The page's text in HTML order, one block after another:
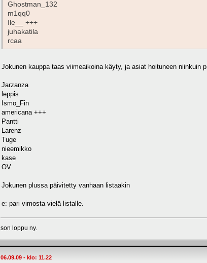
Ghostman_132
m1qq0
Ile__ +++
juhakatila
rcaa
Jokunen kauppa taas viimeaikoina käyty, ja asiat hoituneen niinkuin
Jarzanza
leppis
Ismo_Fin
americana +++
Pantti
Larenz
Tuge
nieemikko
kase
OV
Jokunen plussa päivitetty vanhaan listaakin
e: pari vimosta vielä listalle.
son loppu ny.
06.09.09 - klo: 11.22